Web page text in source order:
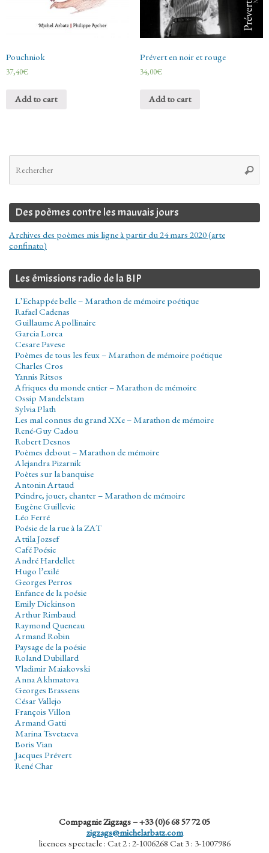
Pouchniok
37,40€
Add to cart
Prévert en noir et rouge
34,00€
Add to cart
Des poèmes contre les mauvais jours
Archives des poèmes mis ligne à partir du 24 mars 2020 (arte
confinato)
Les émissions radio de la BIP
L’Echappée belle – Marathon de mémoire poétique
Rafael Cadenas
Guillaume Apollinaire
Garcia Lorca
Cesare Pavese
Poèmes de tous les feux – Marathon de mémoire poétique
Charles Cros
Yannis Ritsos
Afriques du monde entier – Marathon de mémoire
Ossip Mandelstam
Sylvia Plath
Les mal connus du grand XXe – Marathon de mémoire
René-Guy Cadou
Robert Desnos
Poèmes debout – Marathon de mémoire
Alejandra Pizarnik
Poètes sur la banquise
Antonin Artaud
Peindre, jouer, chanter – Marathon de mémoire
Eugène Guillevic
Léo Ferré
Poésie de la rue à la ZAT
Attila Jozsef
Café Poésie
André Hardellet
Hugo l’exilé
Georges Perros
Enfance de la poésie
Emily Dickinson
Arthur Rimbaud
Raymond Queneau
Armand Robin
Paysage de la poésie
Roland Dubillard
Vladimir Maiakovski
Anna Akhmatova
Georges Brassens
César Vallejo
François Villon
Armand Gatti
Marina Tsvetaeva
Boris Vian
Jacques Prévert
René Char
Compagnie Zigzags – +33 (0)6 68 57 72 05
zigzags@michelarbatz.com
licences spectacle : Cat 2 : 2-1006268 Cat 3 : 3-1007986